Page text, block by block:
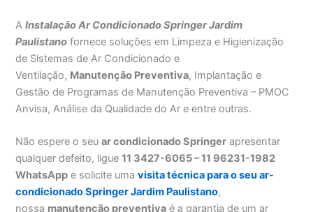
AInstalação Ar Condicionado Springer Jardim
Paulistano fornece soluções em Limpeza e Higienização
de Sistemas de Ar Condicionado e
Ventilação, Manutenção Preventiva, Implantação e
Gestão de Programas de Manutenção Preventiva – PMOC
Anvisa, Análise da Qualidade do Ar e entre outras.
Não espere o seuar condicionado Springer apresentar
qualquer defeito, ligue11 3427-6065 – 11 96231-1982
WhatsApp e solicite umavisita técnica para o seu ar-
condicionado Springer Jardim Paulistano,
nossa manutenção preventiva é a garantia de um ar